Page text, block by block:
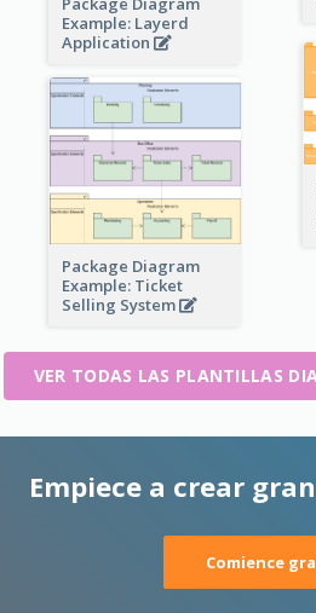
Example: Layerd
Application
Package Diagram
Example: Ticket
Selling System
VER TODAS LAS PLANTILLAS
Empiece a crear
Comience